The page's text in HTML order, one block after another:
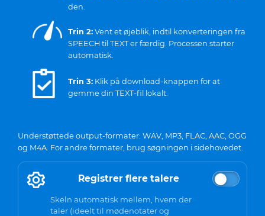
den.
Trin 2: Vent et øjeblik, indtil konverteringen fra
SPEECH til TEXT er færdig. Processen starter
automatisk.
Trin 3: Klik på download-knappen for at
gemme din TEXT-fil lokalt.
Understøttede output-formater: WAV, MP3, FLAC, AAC, OGG
og M4A. For andre formater, brug søgningen i sidehovedet.
Registrer flere talere
Skeln automatisk mellem, hvem der
taler (ideelt til mødenotater og